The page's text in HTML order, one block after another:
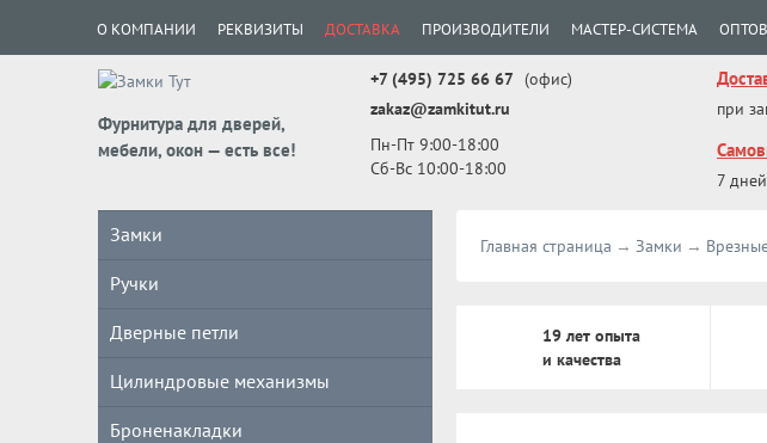
О КОМПАНИИ РЕКВИЗИТЫ ДОСТАВКА ПРОИЗВОДИТЕЛИ МАСТЕР-СИСТЕМА
Фурнитура для дверей,
мебели, окон — есть все!
+7 (495) 725 66 67 (офис)
zakaz@zamkitut.ru
Пн-Пт 9:00-18:00
Сб-Вс 10:00-18:00
при
7
Замки
Ручки
Дверные петли
Цилиндровые механизмы
Броненакладки
Главная страница Замки
19 лет опыта
и качества